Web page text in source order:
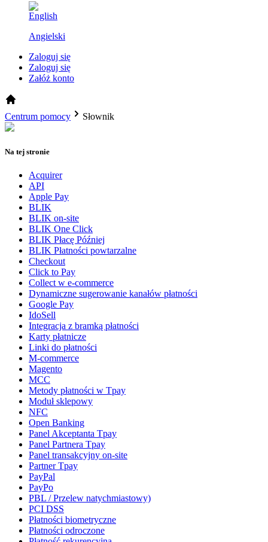
Angielski
Zaloguj się
Zaloguj się
Załóż konto
Centrum pomocy Słownik
Na tej stronie
Acquirer
API
Apple Pay
BLIK
BLIK on-site
BLIK One Click
BLIK Płacę Później
BLIK Płatności powtarzalne
Checkout
Click to Pay
Collect w e-commerce
Dynamiczne sugerowanie kanałów płatności
Google Pay
IdoSell
Integracja z bramką płatności
Karty płatnicze
Linki do płatności
M-commerce
Magento
MCC
Metody płatności w Tpay
Moduł sklepowy
NFC
Open Banking
Panel Akceptanta Tpay
Panel Partnera Tpay
Panel transakcyjny on-site
Partner Tpay
PayPal
PayPo
PBL / Przelew natychmiastowy)
PCI DSS
Płatności biometryczne
Płatności odroczone